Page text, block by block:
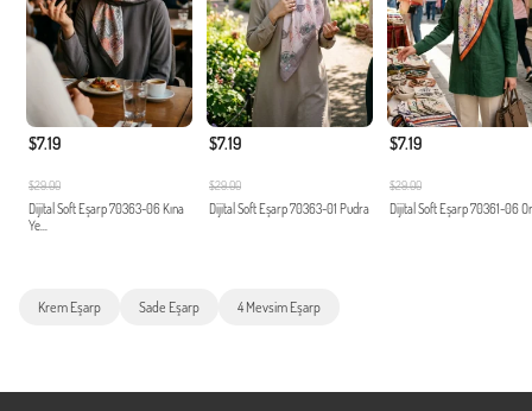
$7.19
$29.00
Dijital Soft Eşarp 70363-06 Kına
Ye...
$7.19
$29.00
Dijital Soft Eşarp 70363-01 Pudra
$7.19
$29.00
Dijital Soft Eşarp 70361-06
Krem Eşarp Sade Eşarp 4 Mevsim Eşarp